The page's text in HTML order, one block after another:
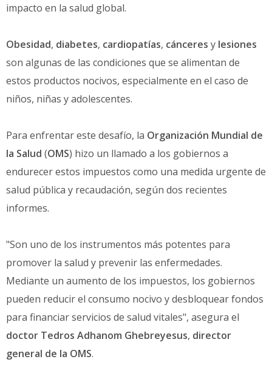
impacto en la salud global.
Obesidad, diabetes, cardiopatías, cánceres y lesiones
son algunas de las condiciones que se alimentan de
estos productos nocivos, especialmente en el caso de
niños, niñas y adolescentes.
Para enfrentar este desafío, la Organización Mundial de
la Salud (OMS) hizo un llamado a los gobiernos a
endurecer estos impuestos como una medida urgente de
salud pública y recaudación, según dos recientes
informes.
"Son uno de los instrumentos más potentes para
promover la salud y prevenir las enfermedades.
Mediante un aumento de los impuestos, los gobiernos
pueden reducir el consumo nocivo y desbloquear fondos
para financiar servicios de salud vitales", asegura el
doctor Tedros Adhanom Ghebreyesus, director
general de la OMS.